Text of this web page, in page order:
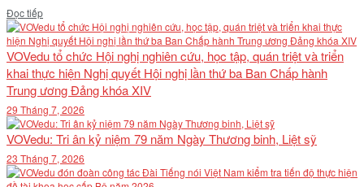
Đọc tiếpDetails
VOVedu tổ chức Hội nghị nghiên cứu, học tập, quán triệt và triển
khai thực hiện Nghị quyết Hội nghị lần thứ ba Ban Chấp hành
Trung ương Đảng khóa XIV
29 Tháng 7, 2026
VOVedu: Tri ân kỷ niệm 79 năm Ngày Thương binh, Liệt sỹ
23 Tháng 7, 2026